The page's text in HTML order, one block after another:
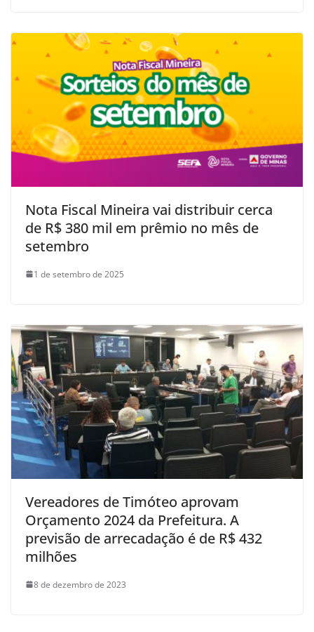
Nota Fiscal Mineira vai distribuir cerca
de R$ 380 mil em prêmio no mês de
setembro
1 de setembro de 2025
Vereadores de Timóteo aprovam
Orçamento 2024 da Prefeitura. A
previsão de arrecadação é de R$ 432
milhões
8 de dezembro de 2023